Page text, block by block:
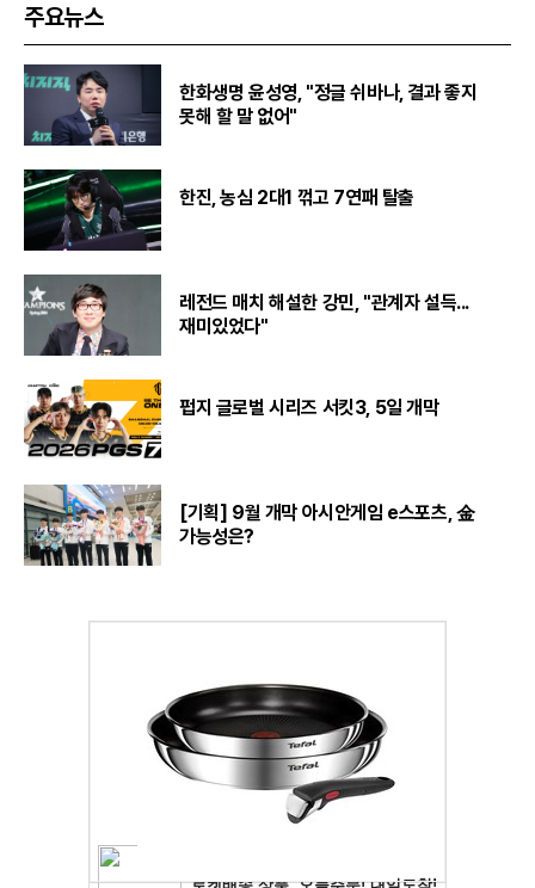
주요뉴스
한화생명 윤성영, "정글 쉬바나, 결과 좋지
못해 할 말 없어"
한진, 농심 2대1 꺾고 7연패 탈출
레전드 매치 해설한 강민, "관계자 설득...
재미있었다"
펍지 글로벌 시리즈 서킷3, 5일 개막
[기획] 9월 개막 아시안게임 e스포츠, 金
가능성은?